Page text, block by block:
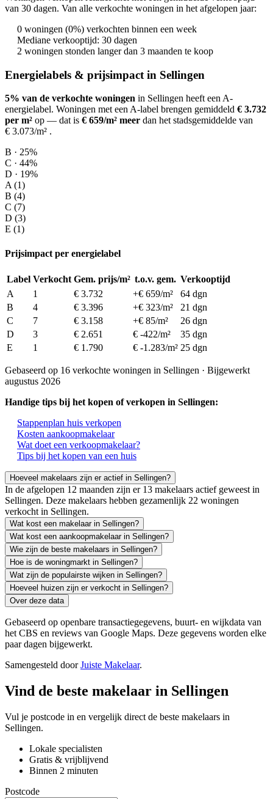
van 30 dagen. Van alle verkochte woningen in het afgelopen jaar:
0 woningen (0%) verkochten binnen een week
Mediane verkooptijd: 30 dagen
2 woningen stonden langer dan 3 maanden te koop
Energielabels & prijsimpact in Sellingen
5% van de verkochte woningen in Sellingen heeft een A-
energielabel. Woningen met een A-label brengen gemiddeld € 3.732
per m² op — dat is € 659/m² meer dan het stadsgemiddelde van
€ 3.073/m² .
B · 25%
C · 44%
D · 19%
A (1)
B (4)
C (7)
D (3)
E (1)
Prijsimpact per energielabel
Label Verkocht Gem. prijs/m² t.o.v. gem. Verkooptijd
A
1 € 3.732 +€ 659/m²
64 dgn
B
4 € 3.396 +€ 323/m²
21 dgn
C
7 € 3.158 +€ 85/m²
26 dgn
D
3 € 2.651 € -422/m²
35 dgn
E
1 € 1.790 € -1.283/m² 25 dgn
Gebaseerd op 16 verkochte woningen in Sellingen · Bijgewerkt
augustus 2026
Handige tips bij het kopen of verkopen in Sellingen:
Stappenplan huis verkopen
Kosten aankoopmakelaar
Wat doet een verkoopmakelaar?
Tips bij het kopen van een huis
Hoeveel makelaars zijn er actief in Sellingen?
In de afgelopen 12 maanden zijn er 13 makelaars actief geweest in
Sellingen. Deze makelaars hebben gezamenlijk 22 woningen
verkocht in Sellingen.
Wat kost een makelaar in Sellingen?
Wat kost een aankoopmakelaar in Sellingen?
Wie zijn de beste makelaars in Sellingen?
Hoe is de woningmarkt in Sellingen?
Wat zijn de populairste wijken in Sellingen?
Hoeveel huizen zijn er verkocht in Sellingen?
Over deze data
Gebaseerd op openbare transactiegegevens, buurt- en wijkdata van
het CBS en reviews van Google Maps. Deze gegevens worden elke
paar dagen bijgewerkt.
Samengesteld doorJuiste Makelaar.
Vind de beste makelaar in Sellingen
Vul je postcode in en vergelijk direct de beste makelaars in
Sellingen.
Lokale specialisten
Gratis & vrijblijvend
Binnen 2 minuten
Postcode